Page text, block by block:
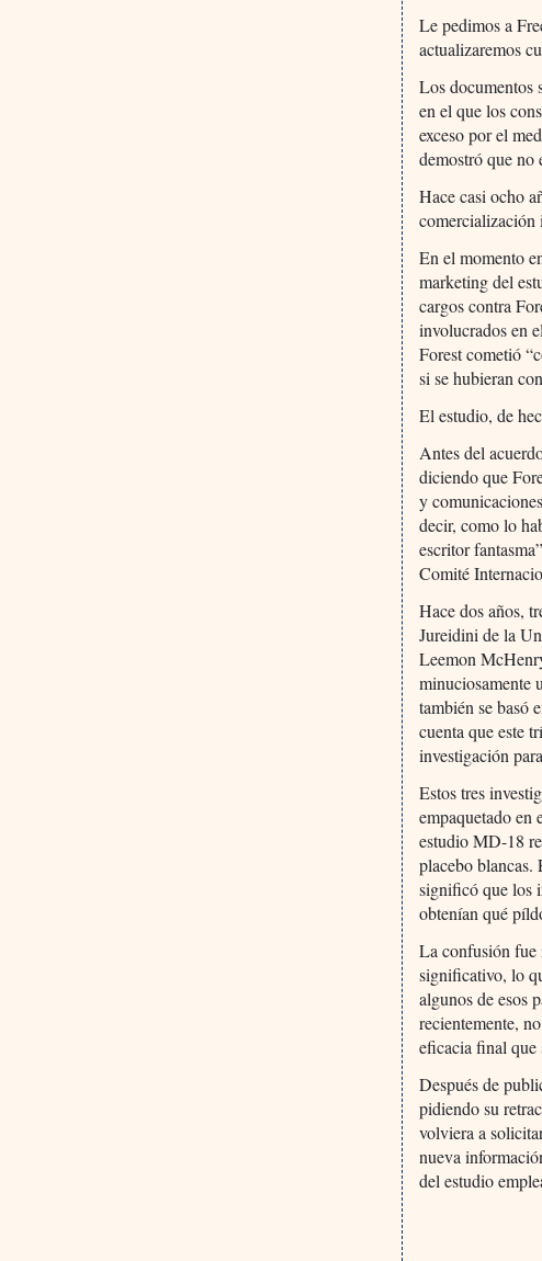
Le pedimos a
actualizaremos
Los documentos
en el que los
exceso por el
demostró que no
Hace casi ocho
comercialización
En el momento
marketing del
cargos contra
involucrados en
Forest cometió
si se hubieran
El estudio, de
Antes del
diciendo que
y
decir, como lo
escritor
Comité
Hace dos años,
Jureidini de la
Leemon
minuciosamente
también se basó
cuenta que este
investigación
Estos tres
empaquetado en
estudio MD-18
placebo blancas.
significó que los
obtenían qué
La confusión fue
significativo, lo
algunos de esos
recientemente,
eficacia final que
Después de
pidiendo su
volviera a
nueva
del estudio